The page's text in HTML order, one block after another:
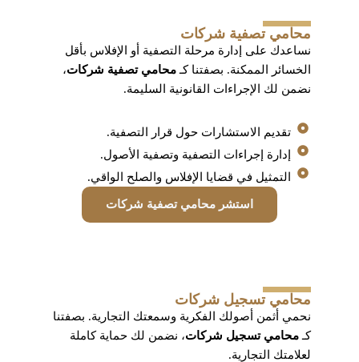
محامي تصفية شركات
نساعدك على إدارة مرحلة التصفية أو الإفلاس بأقل
الخسائر الممكنة. بصفتنا كـ محامي تصفية شركات،
نضمن لك الإجراءات القانونية السليمة.
تقديم الاستشارات حول قرار التصفية.
إدارة إجراءات التصفية وتصفية الأصول.
التمثيل في قضايا الإفلاس والصلح الواقي.
استشر محامي تصفية شركات
محامي تسجيل شركات
نحمي أثمن أصولك الفكرية وسمعتك التجارية. بصفتنا
كـ محامي تسجيل شركات، نضمن لك حماية كاملة
لعلامتك التجارية.